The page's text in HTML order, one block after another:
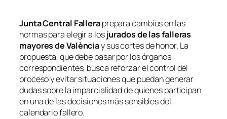
Junta Central Falleraprepara cambios en las
normas para elegir a losjurados de las falleras
mayores de Valènciay sus cortes de honor. La
propuesta, que debe pasar por los órganos
correspondientes, busca reforzar el control del
proceso y evitar situaciones que puedan generar
dudas sobre la imparcialidad de quienes participan
en una de las decisiones más sensibles del
calendario fallero.